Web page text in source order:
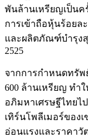
พันล้านเหรียญเป็นค
การเข้าถือหุ้นร้อยล
และผลิตภัณฑ์บำรุง
2525
จากการกำหนดทรั
600 ล้านเหรียญ ทำ
อภิมหาเศรษฐีไทย
เทิร์นโพลีเมอร์ของ
อ่อนแรงและราคา